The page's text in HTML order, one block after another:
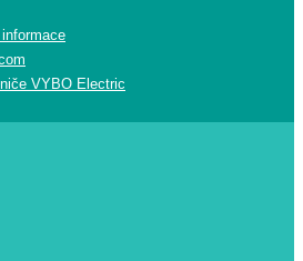
VYBO Electric